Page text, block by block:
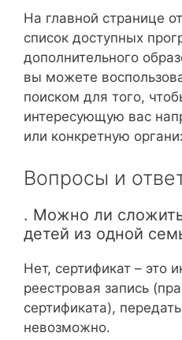
На главной странице
список доступных
дополнительного
вы можете
поиском для того,
интересующую вас
или конкретную
Вопросы и
. Можно ли
детей из одной
Нет, сертификат – это
реестровая запись
сертификата),
невозможно.